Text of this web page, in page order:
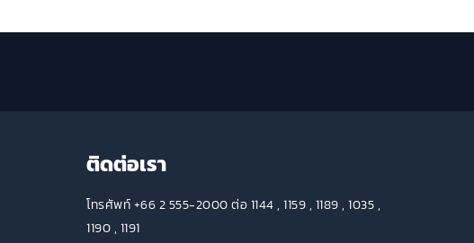
ติดต่อเรา
โทรศัพท์ +66 2 555-2000 ต่อ 1144 , 1159 , 1189 , 1035 ,
1190 , 1191